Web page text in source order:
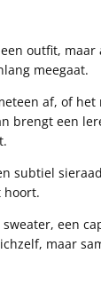
outfit, maar
meegaat.
af, of
brengt een
subtiel
hoort.
een
maar